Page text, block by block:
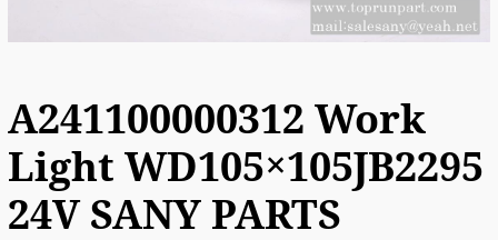
A241100000312 Work
Light WD105×105JB2295
24V SANY PARTS